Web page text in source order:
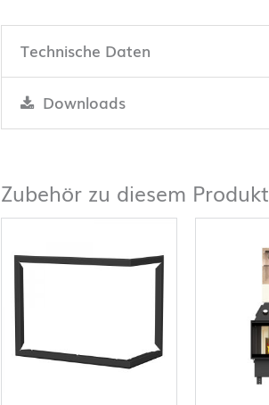
Technische Daten
Downloads
Zubehör zu diesem Produkt